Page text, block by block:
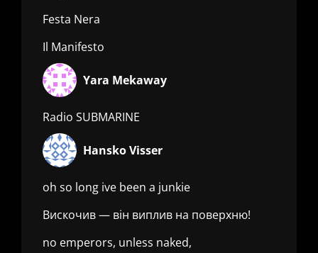
Festa Nera
Il Manifesto
Yara Mekaway
Radio SUBMARINE
Hansko Visser
oh so long ive been a junkie
Вискочив — він виплив на поверхню!
no emperors, unless naked,